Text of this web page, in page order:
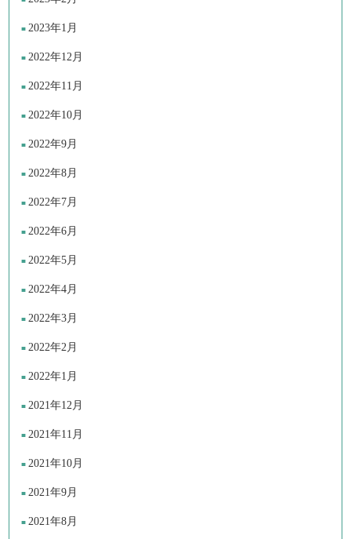
2023年1月
2022年12月
2022年11月
2022年10月
2022年9月
2022年8月
2022年7月
2022年6月
2022年5月
2022年4月
2022年3月
2022年2月
2022年1月
2021年12月
2021年11月
2021年10月
2021年9月
2021年8月